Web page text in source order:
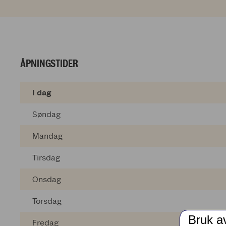
ÅPNINGSTIDER
I dag
Søndag
Mandag
Tirsdag
Onsdag
Torsdag
Fredag Bruk